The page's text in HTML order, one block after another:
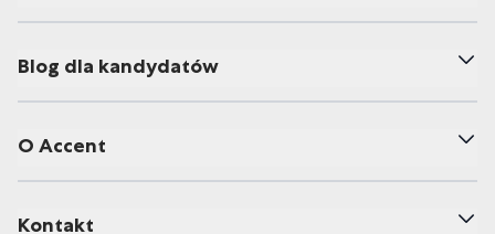
Blog dla kandydatów
O Accent
Kontakt